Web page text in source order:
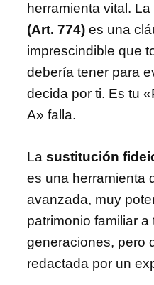
herramienta vital. La
(Art. 774) es una
imprescindible que
debería tener para
decida por ti. Es tu
A» falla.
La sustitución
es una herramienta
avanzada, muy
patrimonio familiar a
generaciones, pero
redactada por un